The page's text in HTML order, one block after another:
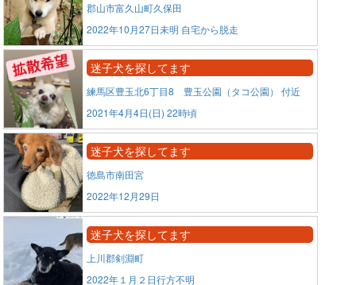
郡山市富久山町久保田
2022年10月27日未明 自宅から脱走
迷子犬を探してます
練馬区豊玉北6丁目8 豊玉公園（タコ公園） 付近
2021年4月4日(日) 22時頃
迷子犬を探してます
徳島市南田宮
2022年12月29日
迷子犬を探してます
上川郡剣淵町
2022年１月２日行方不明